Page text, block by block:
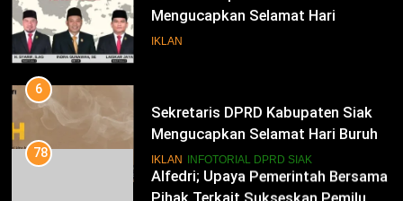
Mengucapkan Selamat Hari
Pendidikan Nasional
IKLAN
6
Sekretaris DPRD Kabupaten Siak
Mengucapkan Selamat Hari Buruh
IKLAN INFOTORIAL DPRD SIAK
78
Alfedri; Upaya Pemerintah Bersama
Pihak Terkait Sukseskan Pemilu